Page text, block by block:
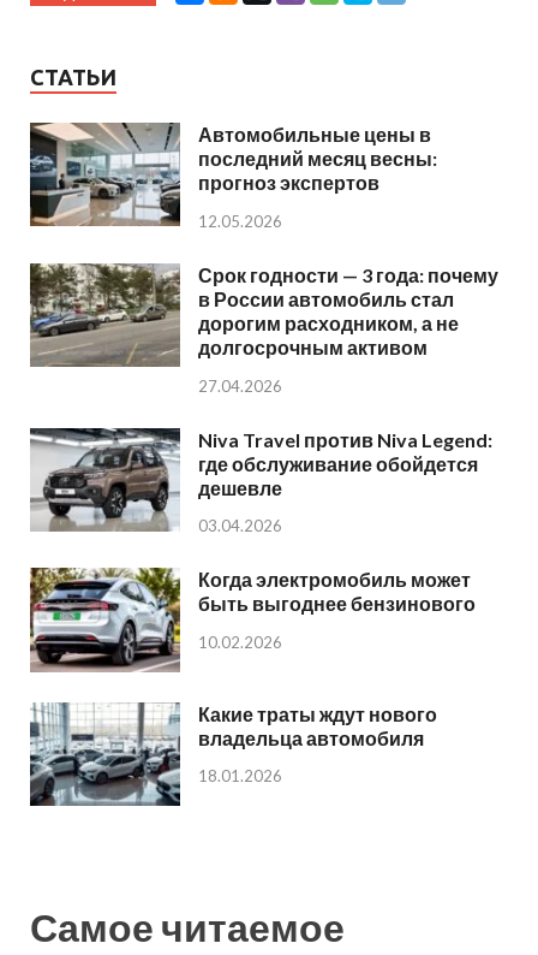
СТАТЬИ
Автомобильные цены в
последний месяц весны:
прогноз экспертов
12.05.2026
Срок годности — 3 года: почему
в России автомобиль стал
дорогим расходником, а не
долгосрочным активом
27.04.2026
Niva Travel против Niva Legend:
где обслуживание обойдется
дешевле
03.04.2026
Когда электромобиль может
быть выгоднее бензинового
10.02.2026
Какие траты ждут нового
владельца автомобиля
18.01.2026
Самое читаемое